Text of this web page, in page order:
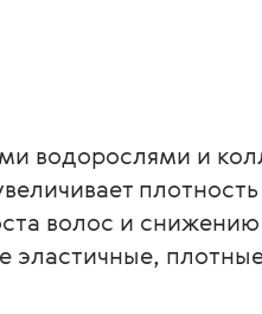
водорослями и
волос и
эластичные,